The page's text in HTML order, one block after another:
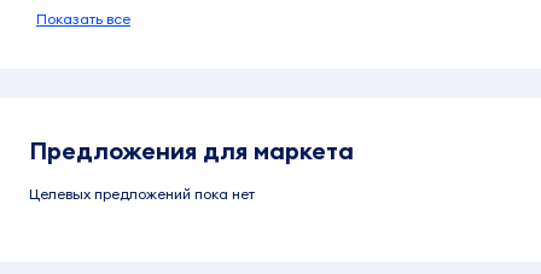
Показать все
Предложения для маркета
Целевых предложений пока нет